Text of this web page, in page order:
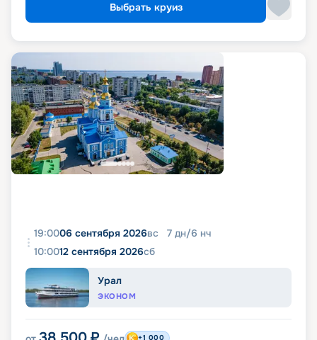
Выбрать круиз
19:0006 сентября 2026вс 7 дн/6 нч
10:0012 сентября 2026сб
Урал
ЭКОНОМ
+1 000